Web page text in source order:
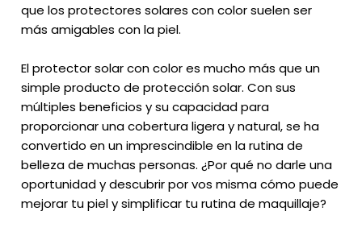
que los protectores solares con color suelen ser
más amigables con la piel.
El protector solar con color es mucho más que un
simple producto de protección solar. Con sus
múltiples beneficios y su capacidad para
proporcionar una cobertura ligera y natural, se ha
convertido en un imprescindible en la rutina de
belleza de muchas personas. ¿Por qué no darle una
oportunidad y descubrir por vos misma cómo puede
mejorar tu piel y simplificar tu rutina de maquillaje?